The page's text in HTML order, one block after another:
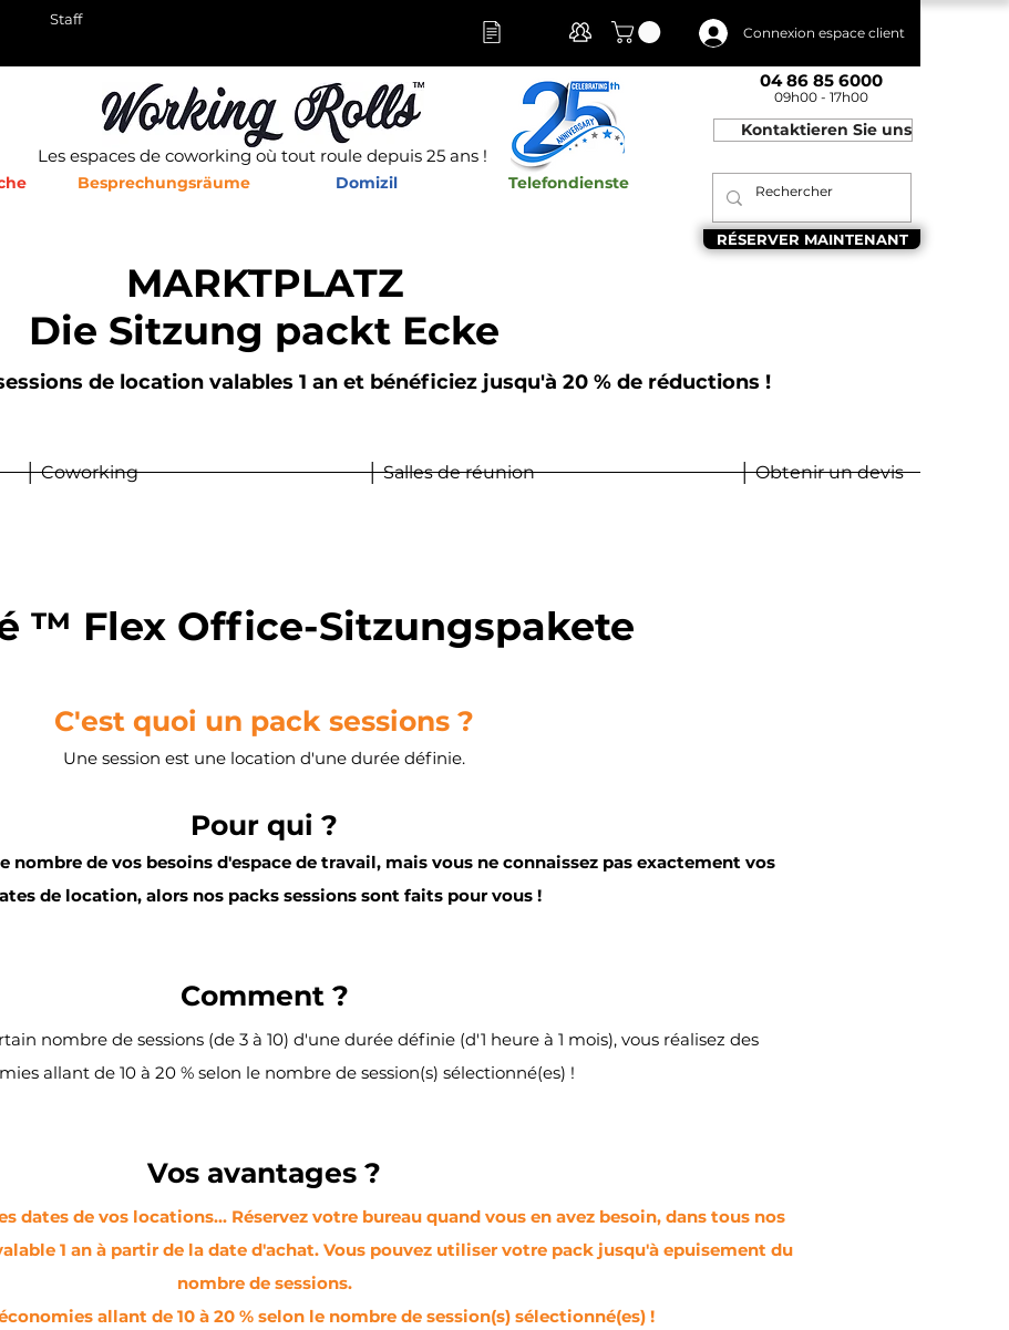
04 86 85 6000
09h00 - 17h00
Kontaktieren Sie uns
RÉSERVER MAINTENANT
Staff
Connexion espace client
Les espaces de coworking où tout roule depuis 25 ans !
Besprechungsräume Domizil Telefondienste
MARKTPLATZ
Die Sitzung packt Ecke
de location valables 1 an et bénéficiez jusqu'à 20 % de réductions !
│ Coworking │ Salles de réunion │ Obtenir un devis
™ Flex Office-Sitzungspakete
C'est quoi un pack sessions ?
Une session est une location d'une durée définie.
Pour qui ?
nombre de vos besoins d'espace de travail, mais vous ne connaissez pas exactement vos
de location, alors nos packs sessions sont faits pour vous !
Comment ?
nombre de sessions (de 3 à 10) d'une durée définie (d'1 heure à 1 mois), vous réalisez des
allant de 10 à 20 % selon le nombre de session(s) sélectionné(es) !
Vos avantages ?
dates de vos locations... Réservez votre bureau quand vous en avez besoin, dans tous nos
1 an à partir de la date d'achat. Vous pouvez utiliser votre pack jusqu'à epuisement du
nombre de sessions.
allant de 10 à 20 % selon le nombre de session(s) sélectionné(es) !